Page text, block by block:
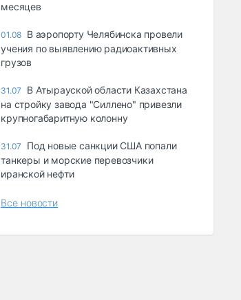
месяцев
01.08 В аэропорту Челябинска провели
учения по выявлению радиоактивных
грузов
31.07
В Атырауской области Казахстана
на стройку завода "Силлено" привезли
крупногабаритную колонну
31.07
Под новые санкции США попали
танкеры и морские перевозчики
иранской нефти
Все новости